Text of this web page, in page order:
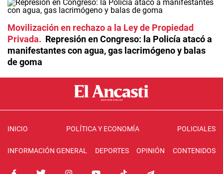
Movilización en rechazo a la Ley de Propiedad
Privada
Represión en Congreso: la Policía atacó a
manifestantes con agua, gas lacrimógeno y balas
de goma
INICIO POLÍTICA Y ECONOMÍA POLICIALES
INFORMACIÓN GENERAL DEPORTES OPINIÓN CONTENIDOS